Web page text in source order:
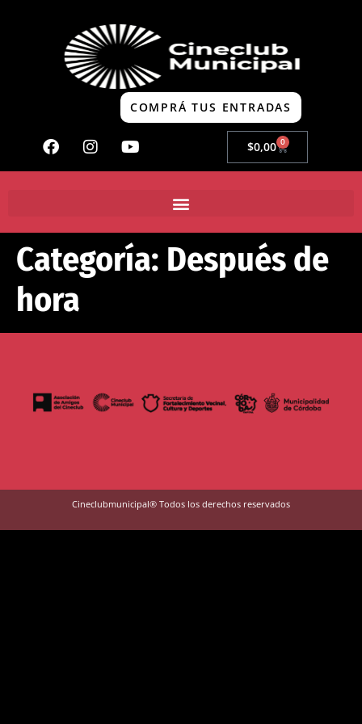
COMPRÁ TUS ENTRADAS
$0,00 0
Categoría: Después de
hora
Cineclubmunicipal® Todos los derechos reservados